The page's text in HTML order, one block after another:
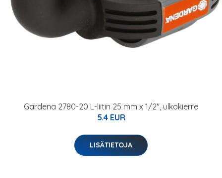
Gardena 2780-20 L-liitin 25 mm x 1/2", ulkokierre
5.4 EUR
LISÄTIETOJA